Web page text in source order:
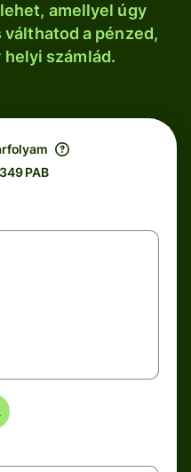
amellyel úgy
a pénzed,
számlád.
PAB